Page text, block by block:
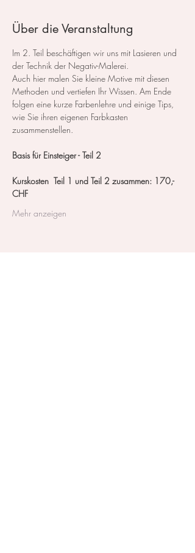
Über die Veranstaltung
Im 2. Teil beschäftigen wir uns mit Lasieren und
der Technik der Negativ-Malerei.
Auch hier malen Sie kleine Motive mit diesen
Methoden und vertiefen Ihr Wissen. Am Ende
folgen eine kurze Farbenlehre und einige Tips,
wie Sie ihren eigenen Farbkasten
zusammenstellen.
Basis für Einsteiger - Teil 2
Kurskosten  Teil 1 und Teil 2 zusammen: 170,-
CHF
Mehr anzeigen